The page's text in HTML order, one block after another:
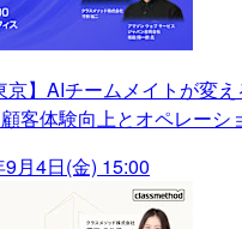
京】AIチームメイトが変
客体験向上とオペレーシ
月4日(金) 15:00